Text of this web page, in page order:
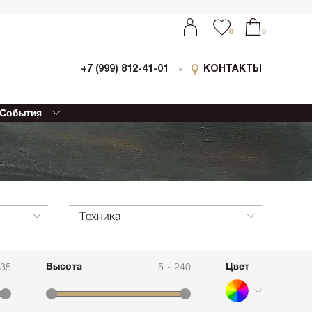
0 0
+7 (999) 812-41-01 КОНТАКТЫ
События
0 0
Техника
Высота 5 - 240 Цвет